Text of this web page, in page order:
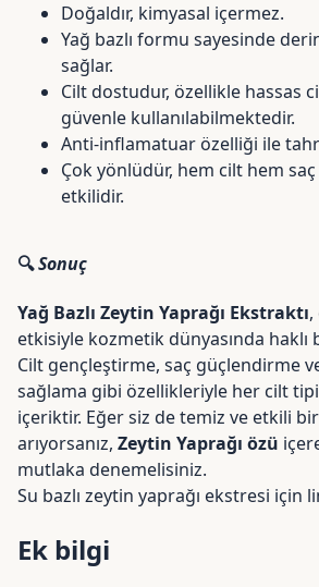
Doğaldır, kimyasal içermez.
Yağ bazlı formu sayesinde
sağlar.
Cilt dostudur, özellikle hassas
güvenle kullanılabilmektedir.
Anti-inflamatuar özelliği ile
Çok yönlüdür, hem cilt hem saç
etkilidir.
🔍Sonuç
Yağ Bazlı Zeytin Yaprağı Ekstraktı,
etkisiyle kozmetik dünyasında haklı
Cilt gençleştirme, saç güçlendirme
sağlama gibi özellikleriyle her cilt
içeriktir. Eğer siz de temiz ve etkili
arıyorsanız, Zeytin Yaprağı özü
mutlaka denemelisiniz.
Su bazlı zeytin yaprağı ekstresi için
Ek bilgi